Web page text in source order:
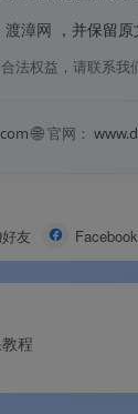
渡漳网 ，并保留原
法权益，请联系我
🌐官网：
友 Facebook
程